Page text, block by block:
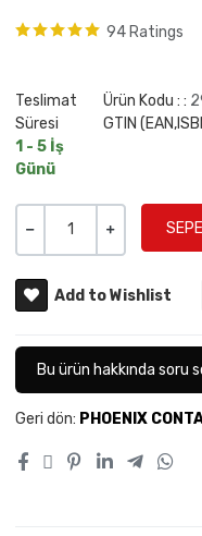
94 Ratings
Teslimat
Süresi
1 - 5 İş
Günü
Ürün Kodu : :
GTIN
Add to Wishlist
Bu ürün hakkında soru
Geri dön: PHOENIX